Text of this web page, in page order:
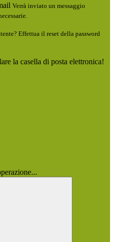
Verrà inviato un messaggio
Effettua il reset della password
la casella di posta elettronica!